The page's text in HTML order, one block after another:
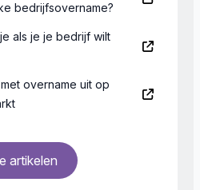
bedrijfsovername?
als je je bedrijf wilt
overname uit op
artikelen